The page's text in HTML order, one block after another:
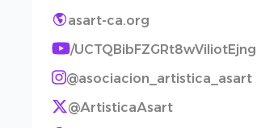
asart-ca.org
/UCTQBibFZGRt8wViIiotEjng
@asociacion_artistica_asart
@ArtisticaAsart